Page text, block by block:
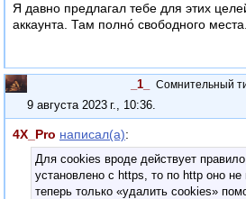
Я давно предлагал тебе для этих
аккаунта. Там полно́ свободного места.
_1_ Сомнительный
9 августа 2023 г., 10:36
4X_Pro написал(а):
Для cookies вроде действует
установлено с https, то по http оно не
теперь только «удалить cookies»